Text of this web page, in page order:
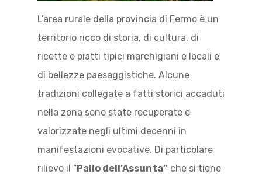
L’area rurale della provincia di Fermo è un
territorio ricco di storia, di cultura, di
ricette e piatti tipici marchigiani e locali e
di bellezze paesaggistiche. Alcune
tradizioni collegate a fatti storici accaduti
nella zona sono state recuperate e
valorizzate negli ultimi decenni in
manifestazioni evocative. Di particolare
rilievo il “Palio dell’Assunta” che si tiene